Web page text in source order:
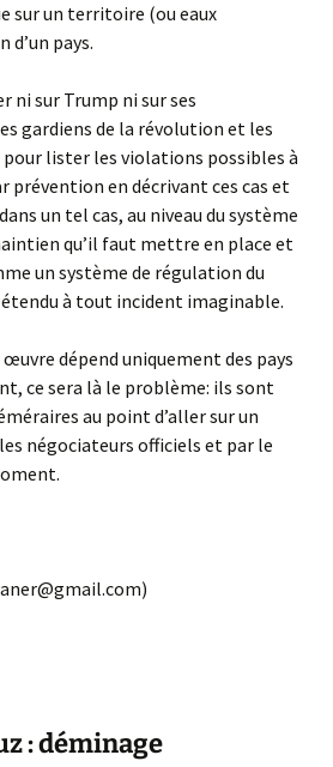
sur un territoire (ou eaux
pays.
ni sur Trump ni sur ses
gardiens de la révolution et les
lister les violations possibles à
prévention en décrivant ces cas et
un tel cas, au niveau du système
qu’il faut mettre en place et
un système de régulation du
à tout incident imaginable.
œuvre dépend uniquement des pays
ce sera là le problème: ils sont
au point d’aller sur un
négociateurs officiels et par le
: déminage